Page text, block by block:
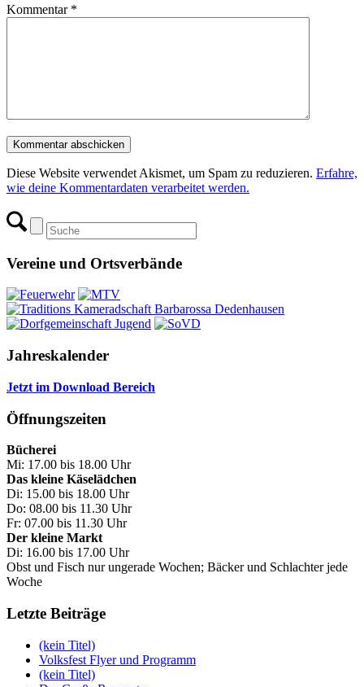
Kommentar *
Diese Website verwendet Akismet, um Spam zu reduzieren. Erfahre,
wie deine Kommentardaten verarbeitet werden.
Vereine und Ortsverbände
Jahreskalender
Jetzt im Download Bereich
Öffnungszeiten
Bücherei
Mi: 17.00 bis 18.00 Uhr
Das kleine Käselädchen
Di: 15.00 bis 18.00 Uhr
Do: 08.00 bis 11.30 Uhr
Fr: 07.00 bis 11.30 Uhr
Der kleine Markt
Di: 16.00 bis 17.00 Uhr
Obst und Fisch nur ungerade Wochen; Bäcker und Schlachter jede
Woche
Letzte Beiträge
(kein Titel)
Volksfest Flyer und Programm
(kein Titel)